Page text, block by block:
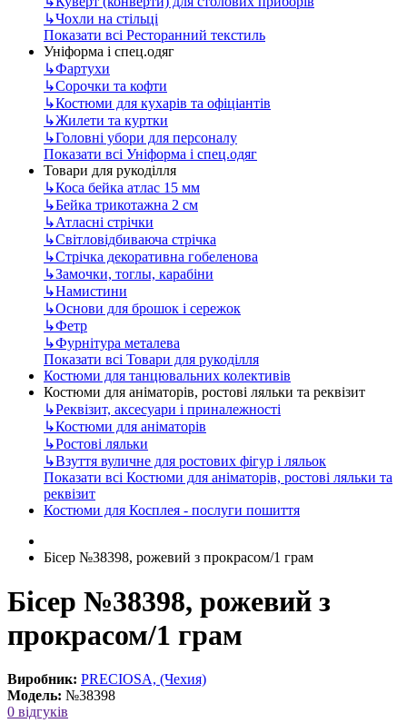
↳Чохли на стільці
Показати всі Ресторанний текстиль
Уніформа і спец.одяг
↳Фартухи
↳Сорочки та кофти
↳Костюми для кухарів та офіціантів
↳Жилети та куртки
↳Головні убори для персоналу
Показати всі Уніформа і спец.одяг
Товари для рукоділля
↳Коса бейка атлас 15 мм
↳Бейка трикотажна 2 см
↳Атласні стрічки
↳Світловідбиваюча стрічка
↳Стрічка декоративна гобеленова
↳Замочки, тоглы, карабіни
↳Намистини
↳Основи для брошок і сережок
↳Фетр
↳Фурнітура металева
Показати всі Товари для рукоділля
Костюми для танцювальних колективів
Костюми для аніматорів, ростові ляльки та реквізит
↳Реквізит, аксесуари і приналежності
↳Костюми для аніматорів
↳Ростові ляльки
↳Взуття вуличне для ростових фігур і ляльок
Показати всі Костюми для аніматорів, ростові ляльки та
реквізит
Костюми для Косплея - послуги пошиття
Бісер №38398, рожевий з прокрасом/1 грам
Бісер №38398, рожевий з
прокрасом/1 грам
Виробник: PRECIOSA, (Чехия)
Модель: №38398
0 відгуків